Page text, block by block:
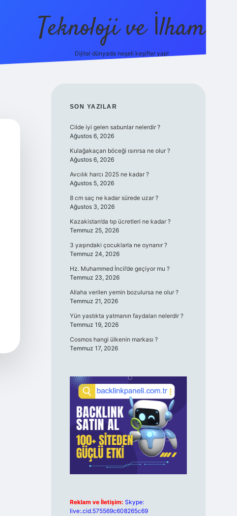
Teknoloji ve İlham
Dijital dünyada neşeli keşifler yap!
SIDEBAR
SON YAZILAR
Cilde iyi gelen sabunlar nelerdir ?
Ağustos 6, 2026
Kulağakaçan böceği ısırırsa ne olur ?
Ağustos 6, 2026
Avcılık harcı 2025 ne kadar ?
Ağustos 5, 2026
8 cm saç ne kadar sürede uzar ?
Ağustos 3, 2026
Kazakistan’da tıp ücretleri ne kadar ?
Temmuz 25, 2026
3 yaşındaki çocuklarla ne oynanır ?
Temmuz 24, 2026
Hz. Muhammed İncil’de geçiyor mu ?
Temmuz 23, 2026
Allaha verilen yemin bozulursa ne olur ?
Temmuz 21, 2026
Yün yastıkta yatmanın faydaları nelerdir ?
Temmuz 19, 2026
Cosmos hangi ülkenin markası ?
Temmuz 17, 2026
Reklam ve İletişim: Skype:
live:.cid.575569c608265c69